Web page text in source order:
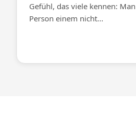
Gefühl, das viele kennen:
Person einem nicht...